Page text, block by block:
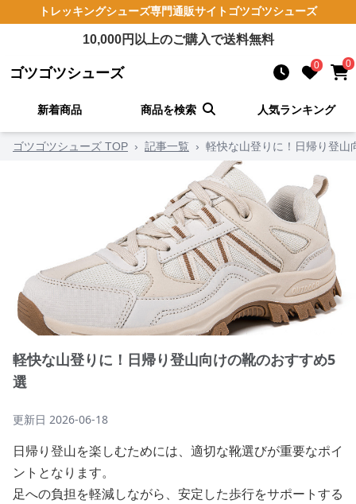
トレッキングシューズ専門通販サイト ゴツゴツシューズ
10,000円以上のご購入で送料無料
ゴツゴツシューズ 0 0
新着商品 商品を検索 人気ランキング
ゴツゴツシューズ TOP › 記事一覧 › 軽快な山登りに！日帰り登山
軽快な山登りに！日帰り登山向けの靴のおすすめ5
選
更新日 2026-06-18
日帰り登山を楽しむためには、適切な靴選びが重要なポイ
ントとなります。
足への負担を軽減しながら、安定した歩行をサポートする